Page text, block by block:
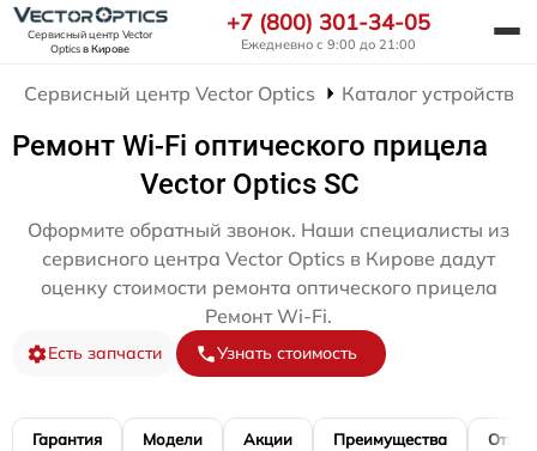
Сервисный центр Vector
Opticsв Кирове
+7 (800) 301-34-05
Ежедневно с 9:00 до 21:00
Сервисный центр Vector Optics Каталог устройств
Ремонт Wi-Fi оптического прицела
Vector Optics SC
Оформите обратный звонок. Наши специалисты из
сервисного центра Vector Optics в Кирове дадут
оценку стоимости ремонта оптического прицела
Ремонт Wi-Fi.
Есть запчасти Узнать стоимость
Гарантия Модели Акции Преимущества